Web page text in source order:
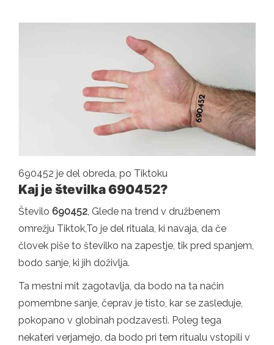
690452 je del obreda, po Tiktoku
Kaj je številka 690452?
Število 690452, Glede na trend v družbenem
omrežju Tiktok,To je del rituala, ki navaja, da če
človek piše to številko na zapestje, tik pred spanjem,
bodo sanje, ki jih doživlja.
Ta mestni mit zagotavlja, da bodo na ta način
pomembne sanje, čeprav je tisto, kar se zasleduje,
pokopano v globinah podzavesti. Poleg tega
nekateri verjamejo, da bodo pri tem ritualu vstopili v